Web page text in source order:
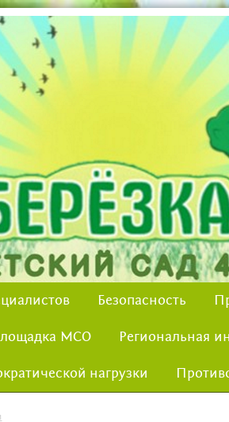
Безопасность
МСО Региональная
нагрузки